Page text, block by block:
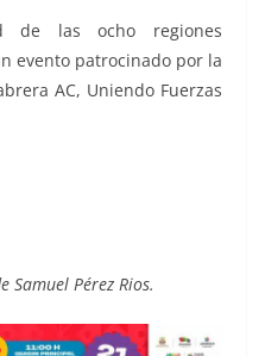
de las ocho regiones
evento patrocinado por la
AC, Uniendo Fuerzas
Samuel Pérez Rios.